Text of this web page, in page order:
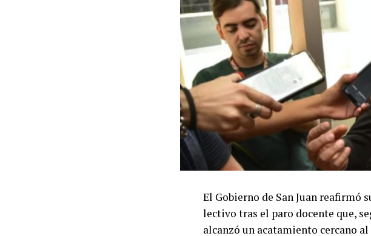
El Gobierno de San Juan
lectivo tras el paro docente que,
alcanzó un acatamiento cercano